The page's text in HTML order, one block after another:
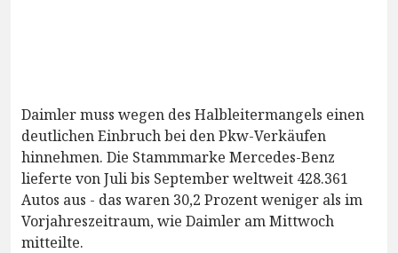
Daimler muss wegen des Halbleitermangels einen
deutlichen Einbruch bei den Pkw-Verkäufen
hinnehmen. Die Stammmarke Mercedes-Benz
lieferte von Juli bis September weltweit 428.361
Autos aus - das waren 30,2 Prozent weniger als im
Vorjahreszeitraum, wie Daimler am Mittwoch
mitteilte.